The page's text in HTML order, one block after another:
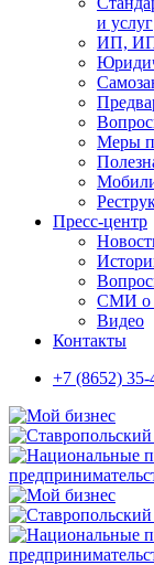
и услуг
ИП, ИП
Меры
Пресс-центр
СМИ о
Видео
Контакты
+7 (8652) 35-